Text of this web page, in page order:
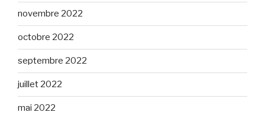
novembre 2022
octobre 2022
septembre 2022
juillet 2022
mai 2022